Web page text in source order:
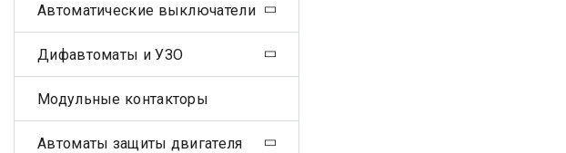
Автоматические выключатели
Дифавтоматы и УЗО
Модульные контакторы
Автоматы защиты двигателя